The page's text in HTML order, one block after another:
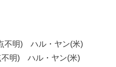
不明) ハル・ヤン(米)
明) ハル・ヤン(米)